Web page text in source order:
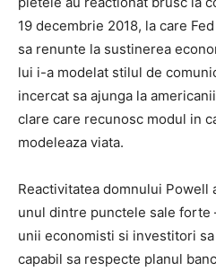
19 decembrie 2018, la care
sa renunte la sustinerea
lui i-a modelat stilul de
incercat sa ajunga la
clare care recunosc modul in
modeleaza viata.
Reactivitatea domnului Powell
unul dintre punctele sale forte
unii economisti si investitori
capabil sa respecte planul